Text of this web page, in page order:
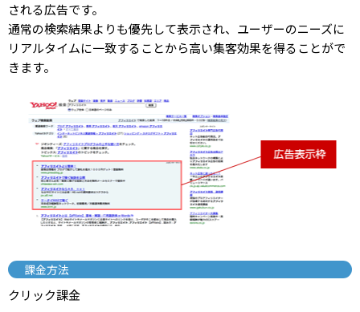
される広告です。
通常の検索結果よりも優先して表示され、ユーザーのニーズに
リアルタイムに一致することから高い集客効果を得ることがで
きます。
課金方法
クリック課金